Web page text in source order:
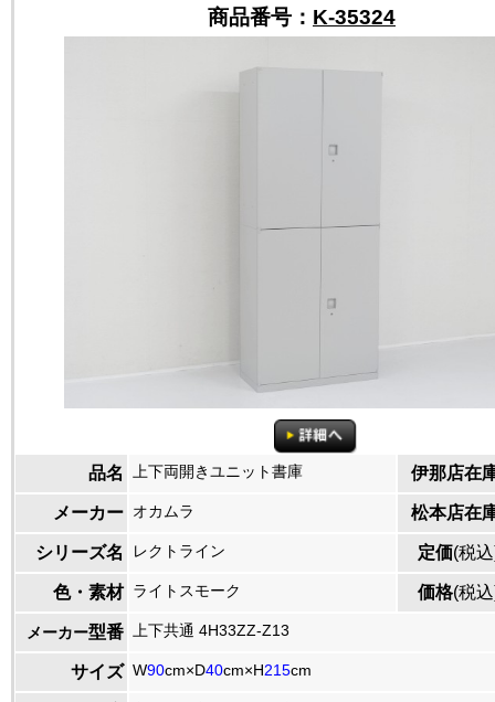
商品番号： K-35324
品名 上下両開きユニット書庫 伊那店在
メーカー オカムラ 松本店在
シリーズ名 レクトライン 定価(税
色・素材 ライトスモーク 価格(税
メーカー型番 上下共通 4H33ZZ-Z13
サイズ W90cm×D40cm×H215cm